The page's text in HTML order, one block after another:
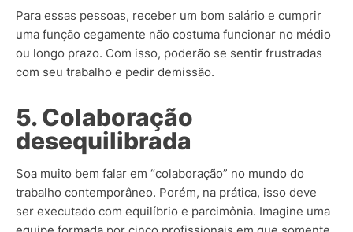
Para essas pessoas, receber um bom salário e cumprir
uma função cegamente não costuma funcionar no médio
ou longo prazo. Com isso, poderão se sentir frustradas
com seu trabalho e pedir demissão.
5. Colaboração
desequilibrada
Soa muito bem falar em “colaboração” no mundo do
trabalho contemporâneo. Porém, na prática, isso deve
ser executado com equilíbrio e parcimônia. Imagine uma